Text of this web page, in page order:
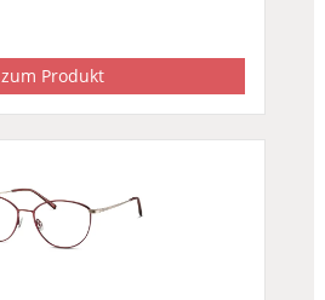
zum Produkt